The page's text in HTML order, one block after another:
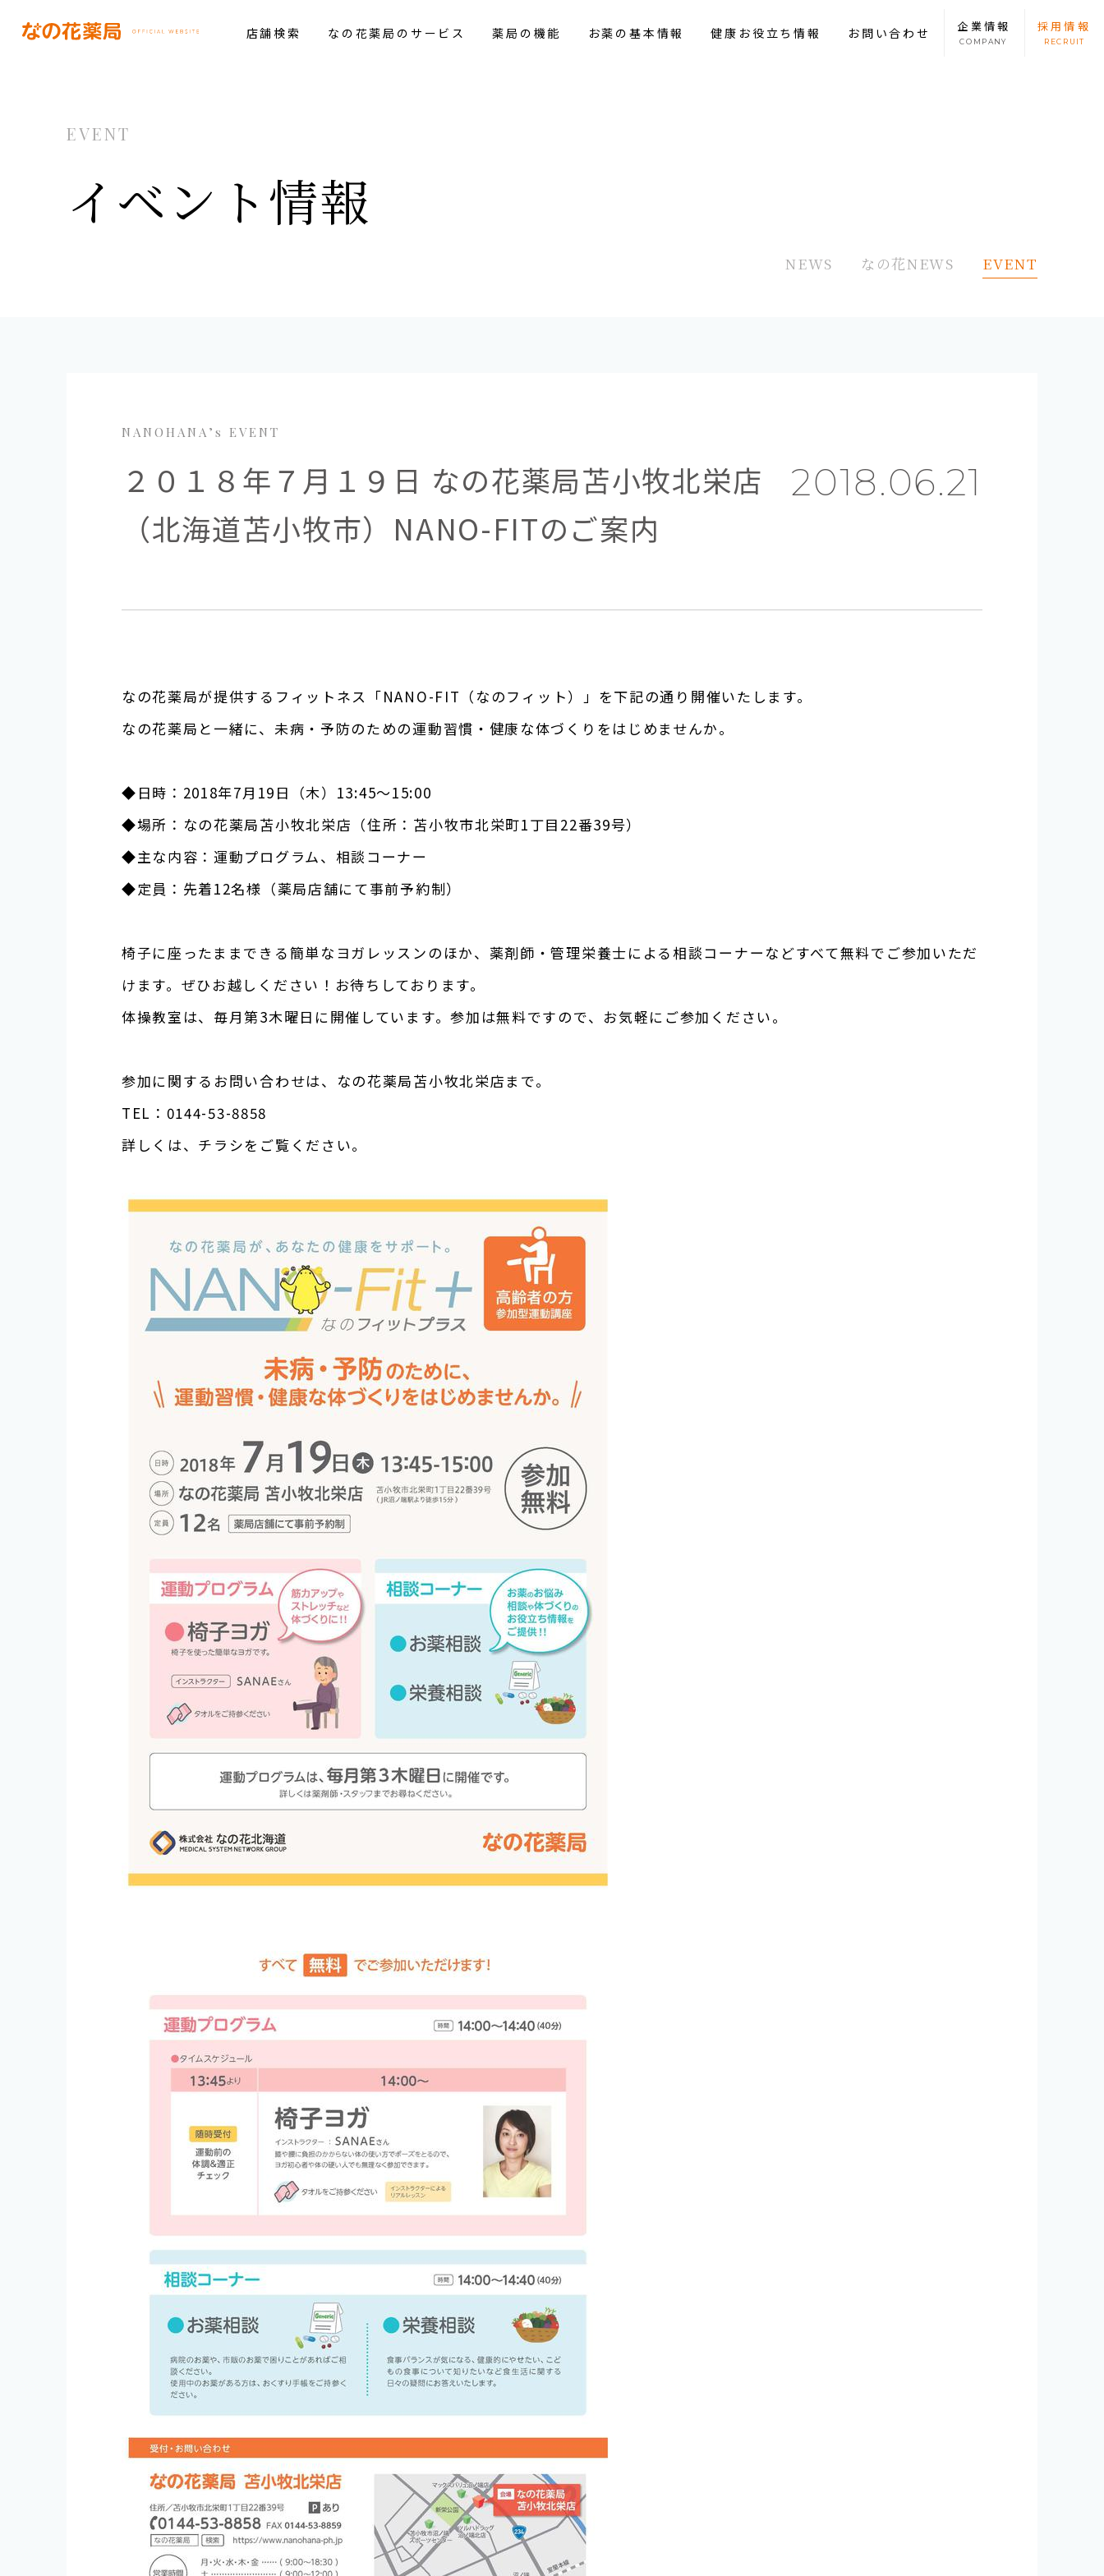
店舗検索 なの花薬局のサービス 薬局の機能 お薬の基本情報 健康お役立ち情報 お問い合わせ 企業情報
COMPANY
採用情報
RECRUIT
EVENT
イベント情報
NEWS なの花NEWS EVENT
2018.06.21
NANOHANA’s EVENT
２０１８年７月１９日 なの花薬局苫小牧北栄店
（北海道苫小牧市）NANO-FITのご案内
なの花薬局が提供するフィットネス「NANO-FIT （なのフィット）」を下記の通り開催いたします。
なの花薬局と一緒に、未病・予防のための運動習慣・健康な体づくりをはじめませんか。
◆日時： 2018年7月 19 日（木） 13:45～15:00
◆場所：なの花薬局苫小牧北栄店（住所：苫小牧市北栄町1丁目 22番39号）
◆主な内容：運動プログラム、相談コーナー
◆定員：先着12名様（薬局店舗にて事前予約制）
椅子に座ったままできる簡単なヨガレッスンのほか、薬剤師・管理栄養士による相談コーナー などすべて無料でご参加いただ
けます。ぜひお越しください！お待ちしております。
体操教室は、毎月第3木曜日に開催しています。参加は無料ですので、お気軽にご参加くださ い。
参加に関するお問い合わせは、なの花薬局苫小牧北栄店まで。
TEL ： 0144-53-8858
詳しくは、チラシをご覧ください。